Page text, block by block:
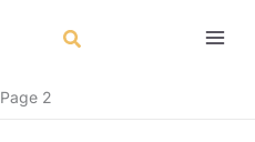
Page 2